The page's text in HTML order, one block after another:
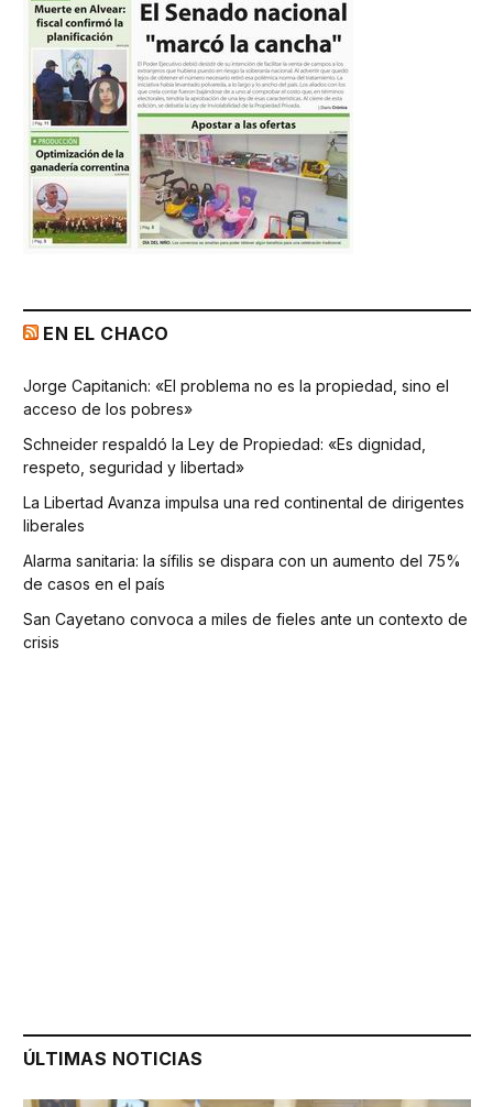
EN EL CHACO
Jorge Capitanich: «El problema no es la propiedad, sino el
acceso de los pobres»
Schneider respaldó la Ley de Propiedad: «Es dignidad,
respeto, seguridad y libertad»
La Libertad Avanza impulsa una red continental de dirigentes
liberales
Alarma sanitaria: la sífilis se dispara con un aumento del 75%
de casos en el país
San Cayetano convoca a miles de fieles ante un contexto de
crisis
ÚLTIMAS NOTICIAS